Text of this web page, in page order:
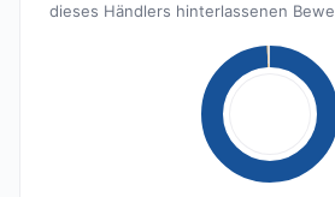
dieses Händlers hinterlassenen